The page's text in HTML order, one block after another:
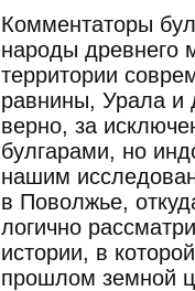
Комментаторы
народы древнего
территории
равнины, Урала и
верно, за
булгарами, но
нашим
в Поволжье,
логично
истории, в
прошлом земной